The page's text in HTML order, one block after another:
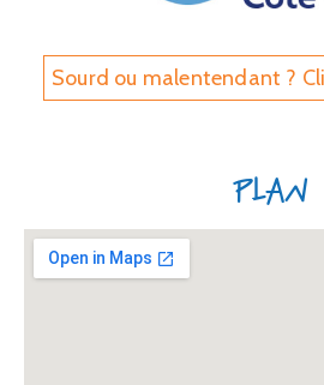
Sourd ou malentendant ?
Plan